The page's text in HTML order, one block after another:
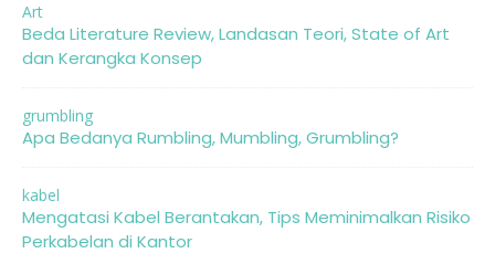
Art
Beda Literature Review, Landasan Teori, State of Art
dan Kerangka Konsep
grumbling
Apa Bedanya Rumbling, Mumbling, Grumbling?
kabel
Mengatasi Kabel Berantakan, Tips Meminimalkan Risiko
Perkabelan di Kantor